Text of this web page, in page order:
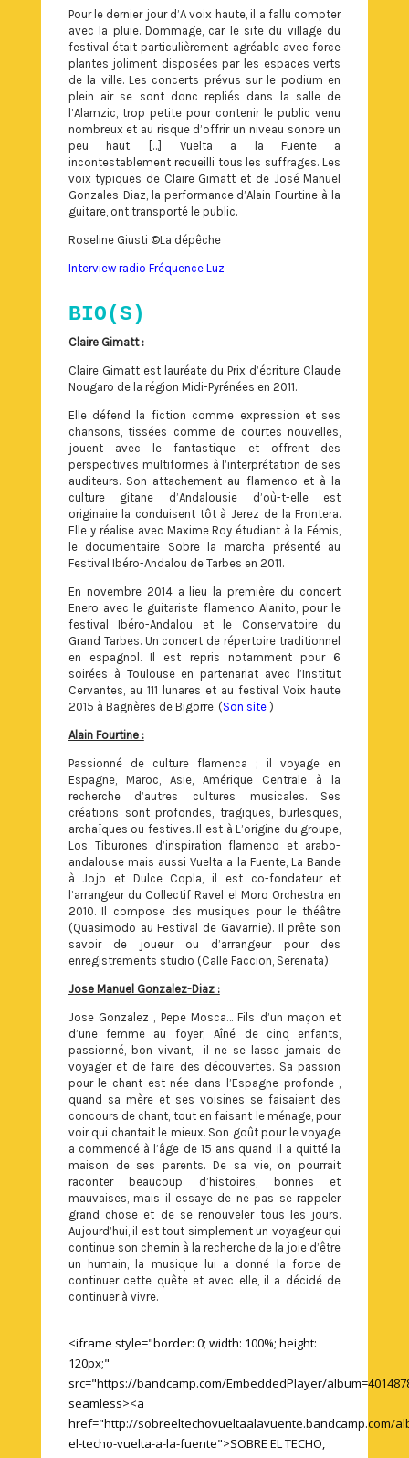
Pour le dernier jour d’A voix haute, il a fallu compter
avec la pluie. Dommage, car le site du village du
festival était particulièrement agréable avec force
plantes joliment disposées par les espaces verts
de la ville. Les concerts prévus sur le podium en
plein air se sont donc repliés dans la salle de
l’Alamzic, trop petite pour contenir le public venu
nombreux et au risque d’offrir un niveau sonore un
peu haut. […] Vuelta a la Fuente a
incontestablement recueilli tous les suffrages. Les
voix typiques de Claire Gimatt et de José Manuel
Gonzales-Diaz, la performance d’Alain Fourtine à la
guitare, ont transporté le public.
Roseline Giusti ©La dépêche
Interview radio Fréquence Luz
BIO(S)
Claire Gimatt :
Claire Gimatt est lauréate du Prix d’écriture Claude
Nougaro de la région Midi-Pyrénées en 2011.
Elle défend la fiction comme expression et ses
chansons, tissées comme de courtes nouvelles,
jouent avec le fantastique et offrent des
perspectives multiformes à l’interprétation de ses
auditeurs. Son attachement au flamenco et à la
culture gitane d’Andalousie d’où-t-elle est
originaire la conduisent tôt à Jerez de la Frontera.
Elle y réalise avec Maxime Roy étudiant à la Fémis,
le documentaire Sobre la marcha présenté au
Festival Ibéro-Andalou de Tarbes en 2011.
En novembre 2014 a lieu la première du concert
Enero avec le guitariste flamenco Alanito, pour le
festival Ibéro-Andalou et le Conservatoire du
Grand Tarbes. Un concert de répertoire traditionnel
en espagnol. Il est repris notamment pour 6
soirées à Toulouse en partenariat avec l’Institut
Cervantes, au 111 lunares et au festival Voix haute
2015 à Bagnères de Bigorre. (Son site)
Alain Fourtine :
Passionné de culture flamenca ; il voyage en
Espagne, Maroc, Asie, Amérique Centrale à la
recherche d’autres cultures musicales. Ses
créations sont profondes, tragiques, burlesques,
archaïques ou festives. Il est à L’origine du groupe,
Los Tiburones d’inspiration flamenco et arabo-
andalouse mais aussi Vuelta a la Fuente, La Bande
à Jojo et Dulce Copla, il est co-fondateur et
l’arrangeur du Collectif Ravel el Moro Orchestra en
2010. Il compose des musiques pour le théâtre
(Quasimodo au Festival de Gavarnie). Il prête son
savoir de joueur ou d’arrangeur pour des
enregistrements studio (Calle Faccion, Serenata).
Jose Manuel Gonzalez-Diaz :
Jose Gonzalez , Pepe Mosca… Fils d’un maçon et
d’une femme au foyer; Aîné de cinq enfants,
passionné, bon vivant, il ne se lasse jamais de
voyager et de faire des découvertes. Sa passion
pour le chant est née dans l’Espagne profonde ,
quand sa mère et ses voisines se faisaient des
concours de chant, tout en faisant le ménage, pour
voir qui chantait le mieux. Son goût pour le voyage
a commencé à l’âge de 15 ans quand il a quitté la
maison de ses parents. De sa vie, on pourrait
raconter beaucoup d’histoires, bonnes et
mauvaises, mais il essaye de ne pas se rappeler
grand chose et de se renouveler tous les jours.
Aujourd’hui, il est tout simplement un voyageur qui
continue son chemin à la recherche de la joie d’être
un humain, la musique lui a donné la force de
continuer cette quête et avec elle, il a décidé de
continuer à vivre.
<iframe style="border: 0; width: 100%; height:
120px;"
src="https://bandcamp.com/EmbeddedPlayer/
seamless><a
href="http://sobreeltechovueltaalavuente.bandcamp.com/
el-techo-vuelta-a-la-fuente">SOBRE EL TECHO,